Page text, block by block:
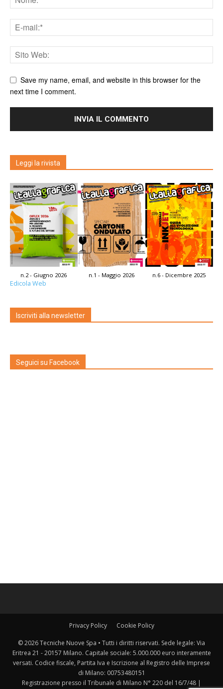
Save my name, email, and website in this browser for the
next time I comment.
Leggi la rivista
n.2 - Giugno 2026 n.1 - Maggio 2026 n.6 - Dicembre 2025
Edicola Web
Iscriviti alla newsletter
Seguici su Facebook
Privacy Policy Cookie Policy
© 2026 Tecniche Nuove Spa • Tutti i diritti riservati. Sede legale: Via
Eritrea 21 - 20157 Milano. Capitale sociale: 5.000.000 euro interamente
versati. Codice fiscale, Partita Iva e Iscrizione al Registro delle Imprese
di Milano: 00753480151
Registrazione presso il Tribunale di Milano N° 220 del 16/7/48 |